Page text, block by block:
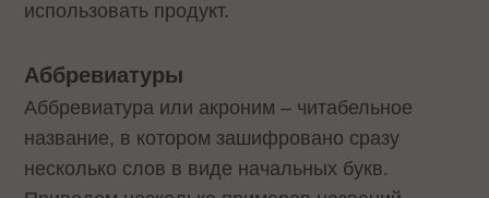
использовать продукт.
Аббревиатуры
Аббревиатура или акроним – читабельное
название, в котором зашифровано сразу
несколько слов в виде начальных букв.